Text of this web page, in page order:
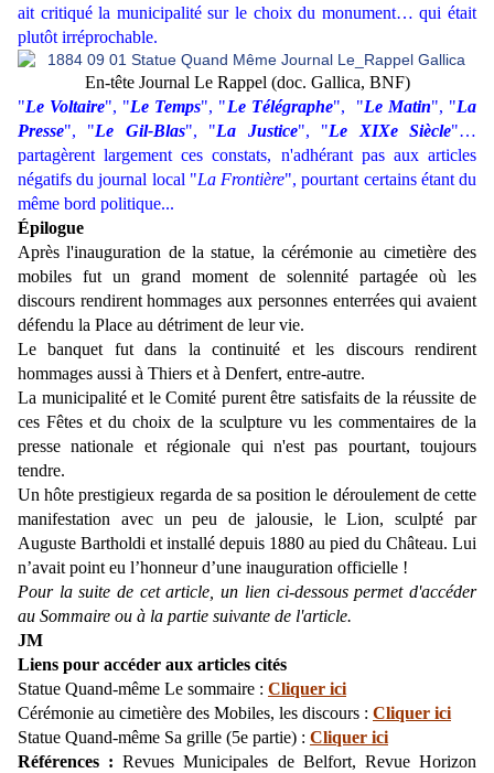
ait critiqué la municipalité sur le choix du monument… qui était
plutôt irréprochable.
En-tête Journal Le Rappel (doc. Gallica, BNF)
"Le Voltaire", "Le Temps", "Le Télégraphe", "Le Matin", "La
Presse", "Le Gil-Blas", "La Justice", "Le XIXe Siècle"…
partagèrent largement ces constats, n'adhérant pas aux articles
négatifs du journal local "La Frontière", pourtant certains étant du
même bord politique...
Épilogue
Après l'inauguration de la statue, la cérémonie au cimetière des
mobiles fut un grand moment de solennité partagée où les
discours rendirent hommages aux personnes enterrées qui avaient
défendu la Place au détriment de leur vie.
Le banquet fut dans la continuité et les discours rendirent
hommages aussi à Thiers et à Denfert, entre-autre.
La municipalité et le Comité purent être satisfaits de la réussite de
ces Fêtes et du choix de la sculpture vu les commentaires de la
presse nationale et régionale qui n'est pas pourtant, toujours
tendre.
Un hôte prestigieux regarda de sa position le déroulement de cette
manifestation avec un peu de jalousie, le Lion, sculpté par
Auguste Bartholdi et installé depuis 1880 au pied du Château. Lui
n’avait point eu l’honneur d’une inauguration officielle !
Pour la suite de cet article, un lien ci-dessous permet d'accéder
au Sommaire ou à la partie suivante de l'article.
JM
Liens pour accéder aux articles cités
Statue Quand-même Le sommaire : Cliquer ici
Cérémonie au cimetière des Mobiles, les discours : Cliquer ici
Statue Quand-même Sa grille (5e partie) : Cliquer ici
Références : Revues Municipales de Belfort, Revue Horizon